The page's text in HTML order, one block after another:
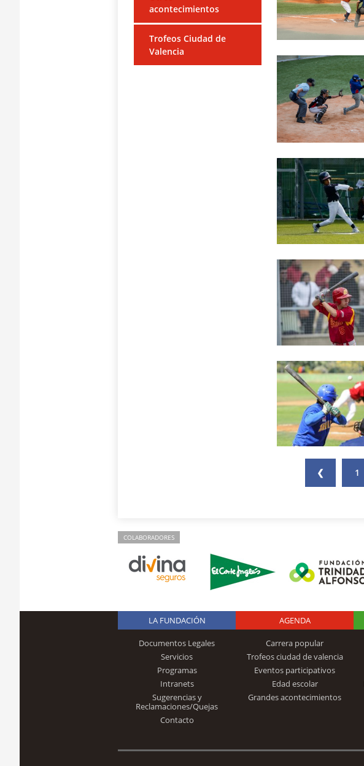
acontecimientos
Trofeos Ciudad de
Valencia
❮ 1
COLABORADORES
Logo Fundación
Trinidad Alfonso
LA FUNDACIÓN
Documentos Legales
Servicios
Programas
Intranets
Sugerencias y
Reclamaciones/Quejas
Contacto
AGENDA
Carrera popular
Trofeos ciudad de valencia
Eventos participativos
Edad escolar
Grandes acontecimientos